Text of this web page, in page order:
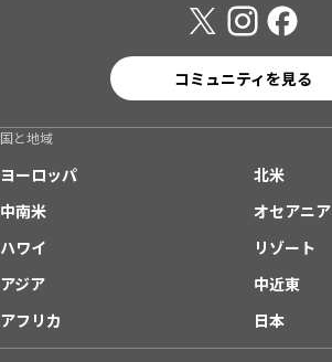
コミュニティを見る
国と地域
ヨーロッパ
北米
中南米
オセアニア
ハワイ
リゾート
アジア
中近東
アフリカ
日本